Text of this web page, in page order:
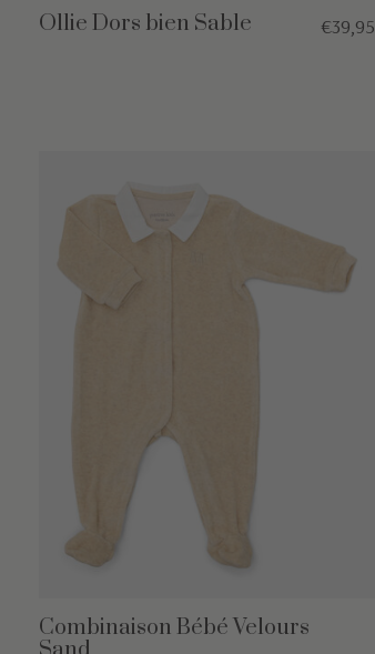
Ollie Dors bien Sable €39,95
Combinaison Bébé Velours